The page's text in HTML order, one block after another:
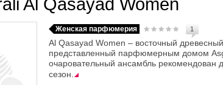
Al Qasayad Women
Женская парфюмерия 1
Al Qasayad Women – восточный
представленный парфюмерным домом
очаровательный ансамбль рекомендован
сезон.